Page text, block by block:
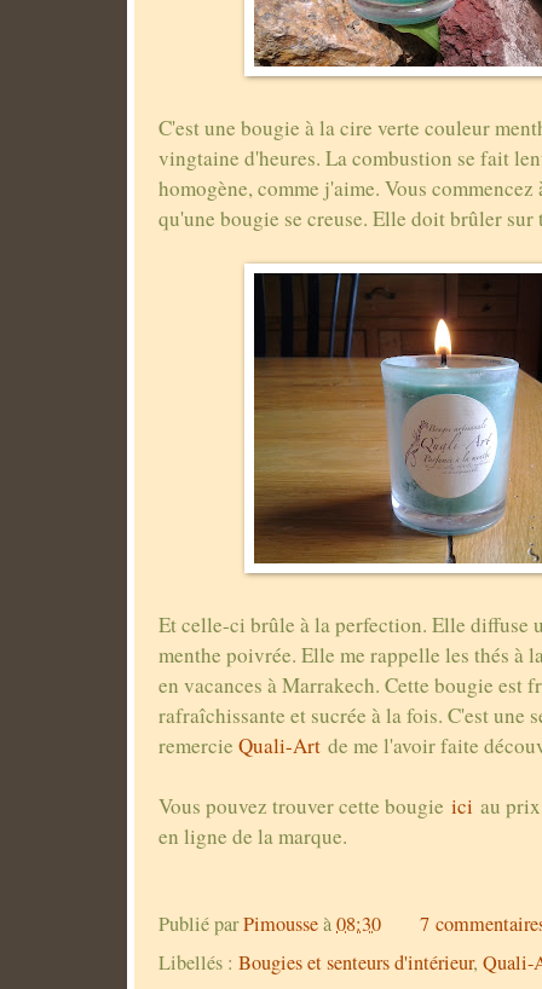
C'est une bougie à la cire verte couleur
vingtaine d'heures. La combustion se fait
homogène, comme j'aime. Vous commencez
qu'une bougie se creuse. Elle doit brûler sur
Et celle-ci brûle à la perfection. Elle diffuse
menthe poivrée. Elle me rappelle les thés à
en vacances à Marrakech. Cette bougie est
rafraîchissante et sucrée à la fois. C'est une
remercie Quali-Art de me l'avoir faite
Vous pouvez trouver cette bougie ici au
en ligne de la marque.
Publié parPimousseà08:30
7
Libellés : Bougies et senteurs d'intérieur, Quali-